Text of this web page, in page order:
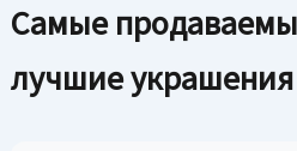
Самые
лучшие украшения